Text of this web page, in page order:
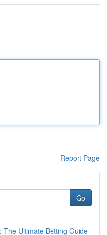
Report Page
Go
The Ultimate Betting Guide